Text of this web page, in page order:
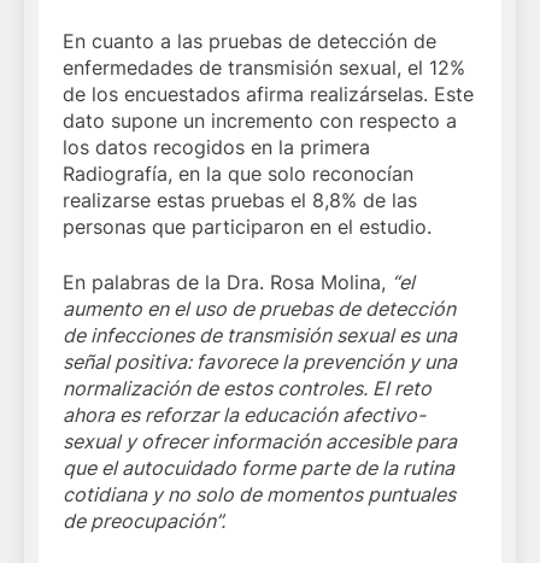
En cuanto a las pruebas de detección de
enfermedades de transmisión sexual, el 12%
de los encuestados afirma realizárselas. Este
dato supone un incremento con respecto a
los datos recogidos en la primera
Radiografía, en la que solo reconocían
realizarse estas pruebas el 8,8% de las
personas que participaron en el estudio.
En palabras de la Dra. Rosa Molina, “el
aumento en el uso de pruebas de detección
de infecciones de transmisión sexual es una
señal positiva: favorece la prevención y una
normalización de estos controles. El reto
ahora es reforzar la educación afectivo-
sexual y ofrecer información accesible para
que el autocuidado forme parte de la rutina
cotidiana y no solo de momentos puntuales
de preocupación”.